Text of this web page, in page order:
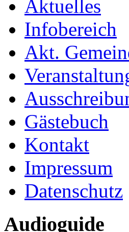
Aktuelles
Infobereich
Akt.
Gästebuch
Kontakt
Impressum
Datenschutz
Audioguide